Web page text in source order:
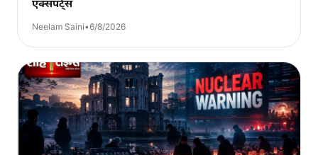
एक्सपर्ट्स
Neelam Saini•6/8/2026